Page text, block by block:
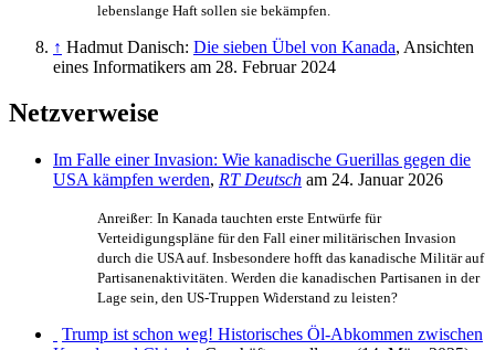
lebenslange Haft sollen sie bekämpfen.
↑ Hadmut Danisch: Die sieben Übel von Kanada, Ansichten
eines Informatikers am 28. Februar 2024
Netzverweise
Im Falle einer Invasion: Wie kanadische Guerillas gegen die
USA kämpfen werden, RT Deutsch am 24. Januar 2026
Anreißer: In Kanada tauchten erste Entwürfe für
Verteidigungspläne für den Fall einer militärischen Invasion
durch die USA auf. Insbesondere hofft das kanadische Militär auf
Partisanenaktivitäten. Werden die kanadischen Partisanen in der
Lage sein, den US-Truppen Widerstand zu leisten?
Trump ist schon weg! Historisches Öl-Abkommen zwischen